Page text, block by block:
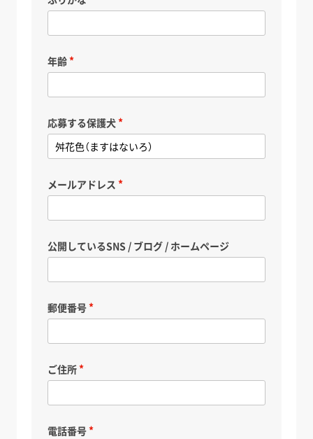
年齢
応募する保護犬
メールアドレス
公開しているSNS / ブログ / ホームページ
郵便番号
ご住所
電話番号